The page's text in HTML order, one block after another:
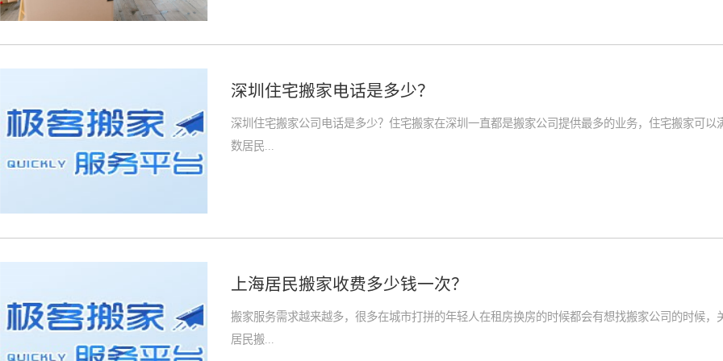
深圳住宅搬家电话是多少？
深圳住宅搬家公司电话是多少？住宅搬家在深圳一直都是搬家公司提供最多的业务，住宅搬家可以
数居民...
上海居民搬家收费多少钱一次？
搬家服务需求越来越多，很多在城市打拼的年轻人在租房换房的时候都会有想找搬家公司的时候，
居民搬...